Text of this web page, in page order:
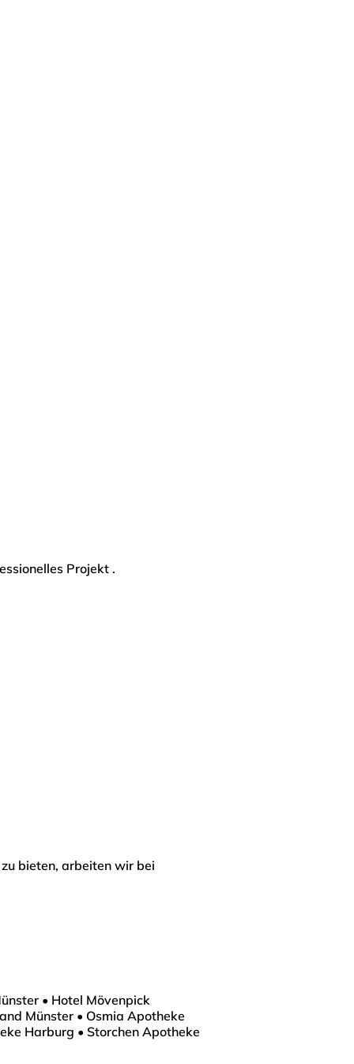
Projekt .
bieten, arbeiten wir bei
• Hotel Mövenpick
Münster • Osmia Apotheke
Harburg • Storchen Apotheke